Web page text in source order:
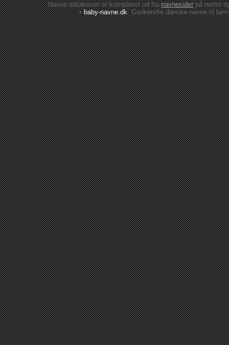
Navne-databasen er kompileret ud franavnesiderpå nettet
•baby-navne.dk: Godkendte danskenavne til børn